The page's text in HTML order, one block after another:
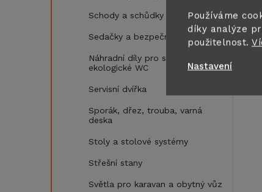
Používáme
díky analýze
použitelnost.
Nastavení
Schody a schůdky
Sedačky a bezpečnostní pásy
Náhradní díly pro separační a
ekologické WC
Servisní dvířka
Sporák, dřez, trouba, varná
deska
Stoly a stolové systémy
Střešní stany
Světla pro karavan a obytný vůz